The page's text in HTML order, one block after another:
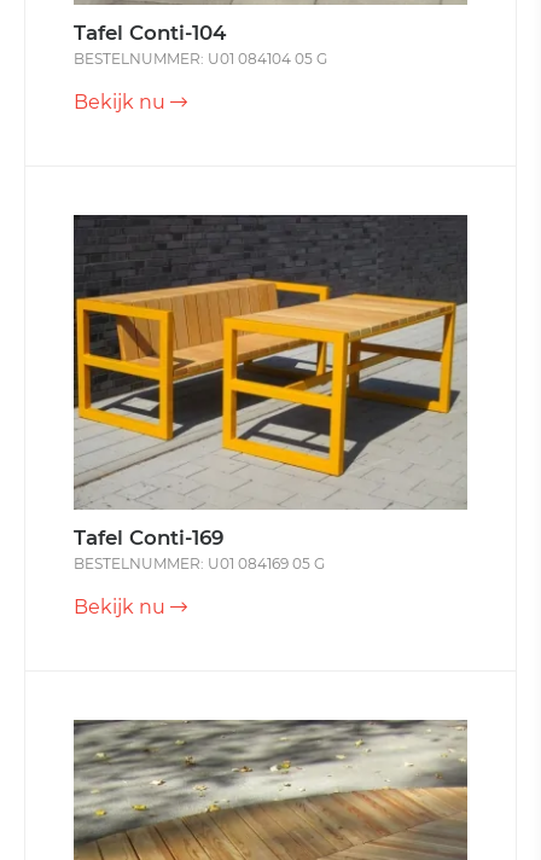
Tafel Conti-104
BESTELNUMMER: U01 084104 05 G
Bekijk nu
Tafel Conti-169
BESTELNUMMER: U01 084169 05 G
Bekijk nu